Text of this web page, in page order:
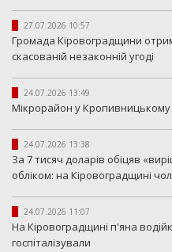
27.07.2026 10:57
Громада Кіровоградщини
скасованій незаконній угоді
24.07.2026 13:49
Мікрорайон у
24.07.2026 13:38
За 7 тисяч доларів обіцяв
обліком: на Кіровоградщині
24.07.2026 11:07
На Кіровоградщині п'яна
госпіталізували